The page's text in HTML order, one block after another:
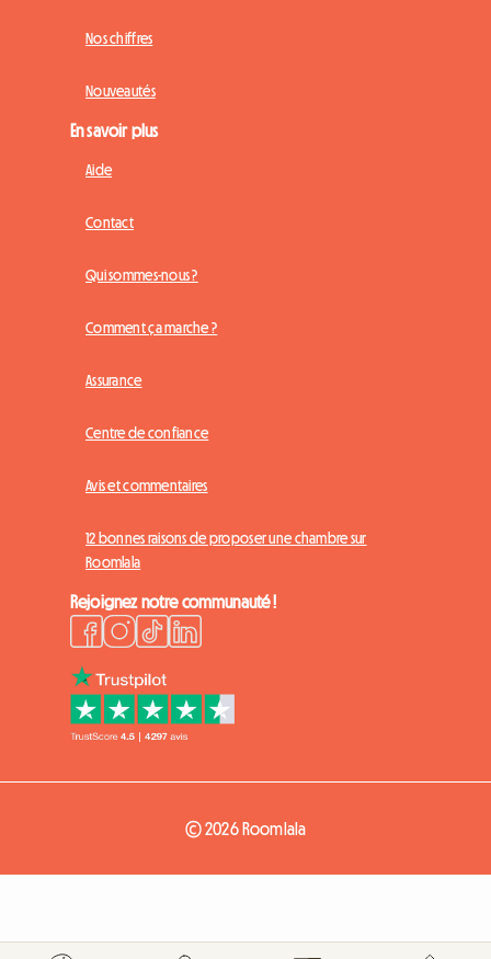
Nos chiffres
Nouveautés
En savoir plus
Aide
Contact
Qui sommes-nous ?
Comment ça marche ?
Assurance
Centre de confiance
Avis et commentaires
12 bonnes raisons de proposer une chambre sur
Roomlala
Rejoignez notre communauté !
© 2026 Roomlala